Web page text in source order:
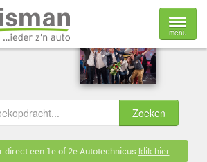
menu
een 1e of 2e Autotechnicus klik hier